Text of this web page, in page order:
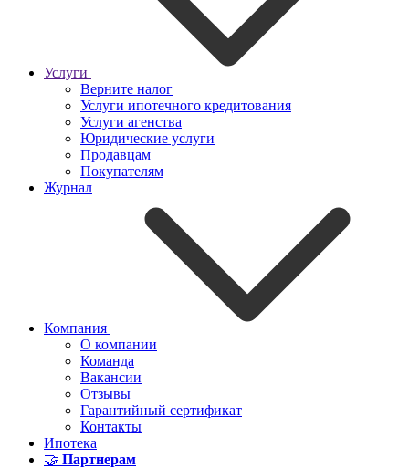
Услуги
Верните налог
Услуги ипотечного кредитования
Услуги агенства
Юридические услуги
Продавцам
Покупателям
Журнал
Компания
О компании
Команда
Вакансии
Отзывы
Гарантийный сертификат
Контакты
Ипотека
🤝 Партнерам